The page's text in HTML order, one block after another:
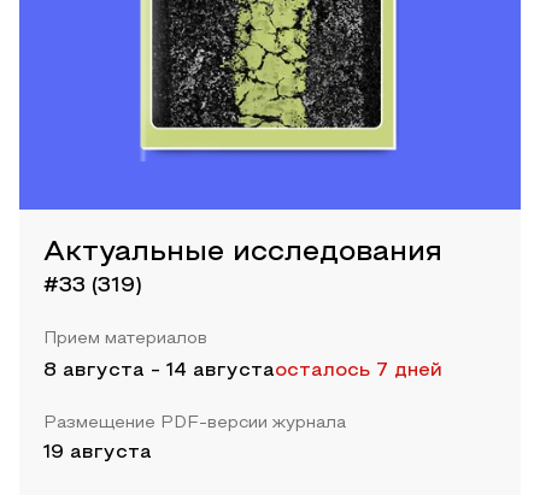
Актуальные исследования
#33 (319)
Прием материалов
8 августа - 14 августаосталось 7 дней
Размещение PDF-версии журнала
19 августа